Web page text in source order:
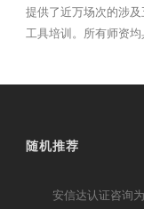
提供了近万场次的涉
工具培训。所有师资
随机推荐
安信达认证咨询